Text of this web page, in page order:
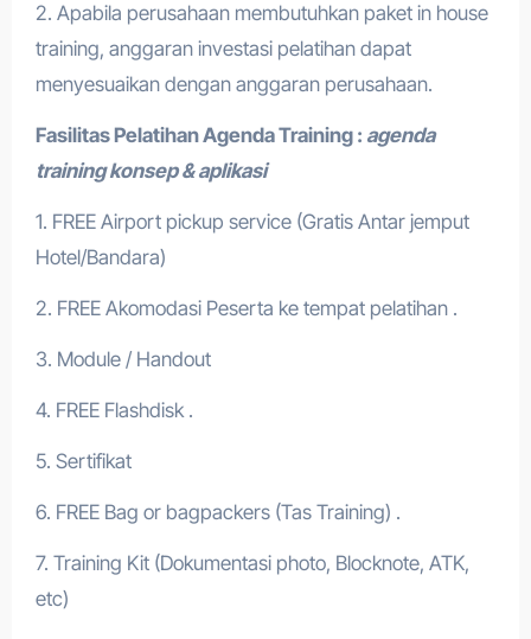
2. Apabila perusahaan membutuhkan paket in house
training, anggaran investasi pelatihan dapat
menyesuaikan dengan anggaran perusahaan.
Fasilitas PelatihanAgenda Training : agenda
training konsep & aplikasi
1. FREE Airport pickup service (Gratis Antar jemput
Hotel/Bandara)
2. FREE Akomodasi Peserta ke tempat pelatihan .
3. Module / Handout
4. FREE Flashdisk .
5. Sertifikat
6. FREE Bag or bagpackers (Tas Training) .
7. Training Kit (Dokumentasi photo, Blocknote, ATK,
etc)